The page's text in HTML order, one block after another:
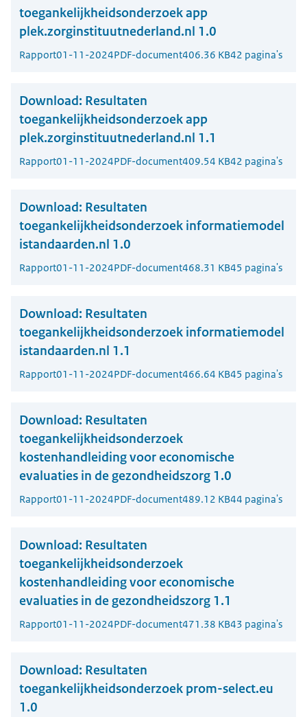
toegankelijkheidsonderzoek app
plek.zorginstituutnederland.nl 1.0
Rapport01-11-2024PDF-document406.36 KB42 pagina's
Download: Resultaten
toegankelijkheidsonderzoek app
plek.zorginstituutnederland.nl 1.1
Rapport01-11-2024PDF-document409.54 KB42 pagina's
Download: Resultaten
toegankelijkheidsonderzoek informatiemodel
istandaarden.nl 1.0
Rapport01-11-2024PDF-document468.31 KB45 pagina's
Download: Resultaten
toegankelijkheidsonderzoek informatiemodel
istandaarden.nl 1.1
Rapport01-11-2024PDF-document466.64 KB45 pagina's
Download: Resultaten
toegankelijkheidsonderzoek
kostenhandleiding voor economische
evaluaties in de gezondheidszorg 1.0
Rapport01-11-2024PDF-document489.12 KB44 pagina's
Download: Resultaten
toegankelijkheidsonderzoek
kostenhandleiding voor economische
evaluaties in de gezondheidszorg 1.1
Rapport01-11-2024PDF-document471.38 KB43 pagina's
Download: Resultaten
toegankelijkheidsonderzoek prom-select.eu
1.0